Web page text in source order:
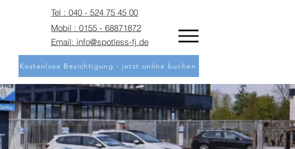
Tel : 040 - 524 75 45 00
Mobil : 0155 - 68871872
Email: info@spotless-fj.de
Kostenlose Besichtigung - jetzt online buchen